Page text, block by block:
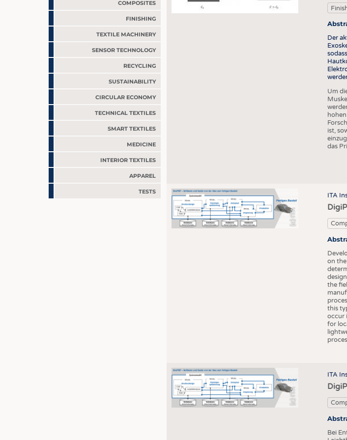
BUSINESS
COMPANIES
COMPOSITES
FINISHING
TEXTILE MACHINERY
SENSOR TECHNOLOGY
RECYCLING
SUSTAINABILITY
CIRCULAR ECONOMY
TECHNICAL TEXTILES
SMART TEXTILES
MEDICINE
INTERIOR TEXTILES
APPAREL
TESTS
Der
Um
ist,
das
(c) ITA
ITA
on
the
this
occur
for
(c) ITA
ITA
Bei